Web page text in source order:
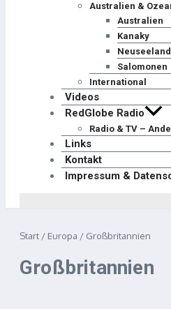
Australien &
Australien
Kanaky
Neuseeland
Salomonen
International
Videos
RedGlobe Radio
Radio & TV –
Links
Kontakt
Impressum &
Start / Europa / Großbritannien
Großbritannien